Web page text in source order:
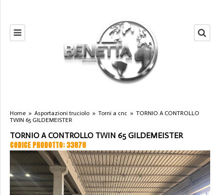
Home » Asportazioni truciolo » Torni a cnc » TORNIO A CONTROLLO
TWIN 65 GILDEMEISTER
TORNIO A CONTROLLO TWIN 65 GILDEMEISTER
CODICE PRODOTTO: 33878